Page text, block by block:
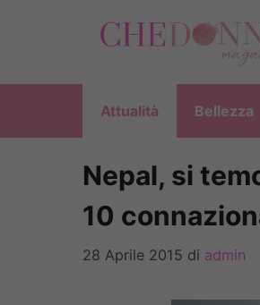
Attualità Bellezza
Nepal, si
10
28 Aprile 2015 di admin